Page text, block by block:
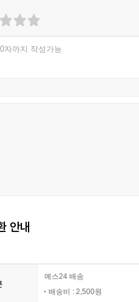
자까지 작성가능
안내
예스24 배송
배송비 : 2,500원